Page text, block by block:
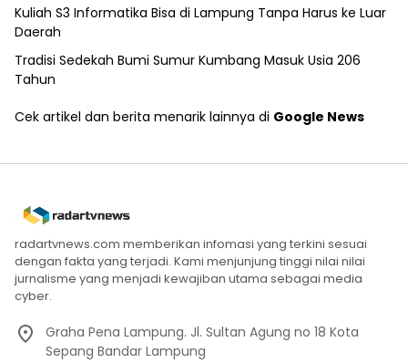
Kuliah S3 Informatika Bisa di Lampung Tanpa Harus ke Luar
Daerah
Tradisi Sedekah Bumi Sumur Kumbang Masuk Usia 206
Tahun
Cek artikel dan berita menarik lainnya di Google News
radartvnews.com memberikan infomasi yang terkini sesuai
dengan fakta yang terjadi. Kami menjunjung tinggi nilai nilai
jurnalisme yang menjadi kewajiban utama sebagai media
cyber.
Graha Pena Lampung. Jl. Sultan Agung no 18 Kota
Sepang Bandar Lampung